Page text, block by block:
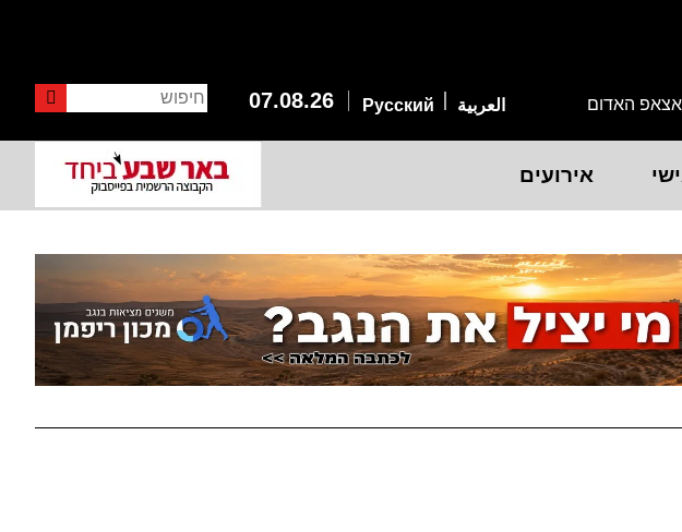
האדום 07.08.26 חיפוש
العربية Русский
אירועים